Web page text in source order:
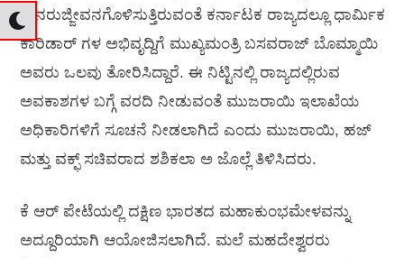
ಪುನರುಜ್ಜೀವನಗೊಳಿಸುತ್ತಿರುವಂತೆ ಕರ್ನಾಟಕ ರಾಜ್ಯದಲ್ಲೂ ಧಾರ್ಮಿಕ
ಕಾರಿಡಾರ್‌ ಗಳ ಅಭಿವೃದ್ದಿಗೆ ಮುಖ್ಯಮಂತ್ರಿ ಬಸವರಾಜ್‌ ಬೊಮ್ಮಾಯಿ
ಅವರು ಒಲವು ತೋರಿಸಿದ್ದಾರೆ. ಈ ನಿಟ್ಟಿನಲ್ಲಿ ರಾಜ್ಯದಲ್ಲಿರುವ
ಅವಕಾಶಗಳ ಬಗ್ಗೆ ವರದಿ ನೀಡುವಂತೆ ಮುಜರಾಯಿ ಇಲಾಖೆಯ
ಅಧಿಕಾರಿಗಳಿಗೆ ಸೂಚನೆ ನೀಡಲಾಗಿದೆ ಎಂದು ಮುಜರಾಯಿ, ಹಜ್‌
ಮತ್ತು ವಕ್ಫ್‌ ಸಚಿವರಾದ ಶಶಿಕಲಾ ಅ ಜೊಲ್ಲೆ ತಿಳಿಸಿದರು.
ಕೆ ಆರ್‌ ಪೇಟೆಯಲ್ಲಿ ದಕ್ಷಿಣ ಭಾರತದ ಮಹಾಕುಂಭಮೇಳವನ್ನು
ಅದ್ದೂರಿಯಾಗಿ ಆಯೋಜಿಸಲಾಗಿದೆ. ಮಲೆ ಮಹದೇಶ್ವರರು